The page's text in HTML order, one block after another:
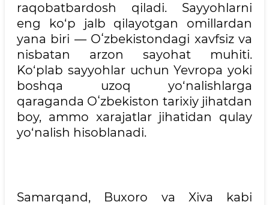
raqobatbardosh qiladi. Sayyohlarni
eng ko‘p jalb qilayotgan omillardan
yana biri — Oʻzbekistondagi xavfsiz va
nisbatan arzon sayohat muhiti.
Ko‘plab sayyohlar uchun Yevropa yoki
boshqa uzoq yo‘nalishlarga
qaraganda Oʻzbekiston tarixiy jihatdan
boy, ammo xarajatlar jihatidan qulay
yo‘nalish hisoblanadi.
Samarqand, Buxoro va Xiva kabi